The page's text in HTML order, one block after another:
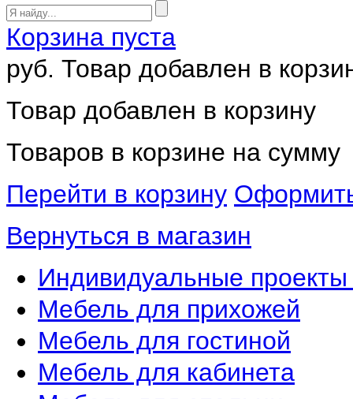
Корзина пуста
руб. Товар добавлен в
Товар добавлен в корзину
Товаров в корзине на сумму
Перейти в корзину
Вернуться в магазин
Индивидуальные
Мебель для прихожей
Мебель для гостиной
Мебель для кабинета